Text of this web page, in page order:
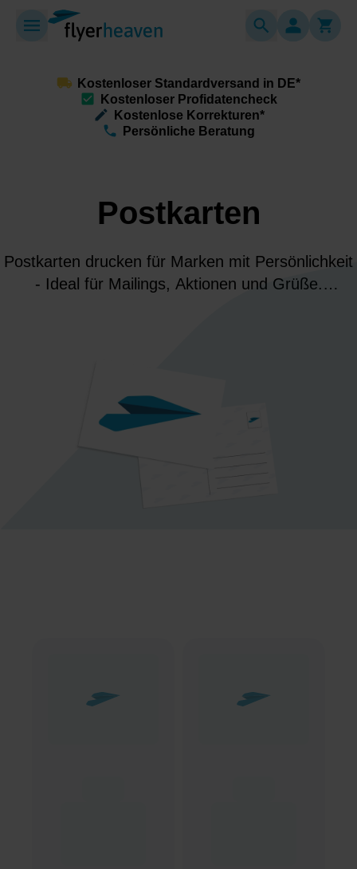
Kostenloser Standardversand in DE*
Kostenloser Profidatencheck
Kostenlose Korrekturen*
Persönliche Beratung
Postkarten
Postkarten drucken für Marken mit Persönlichkeit
- Ideal für Mailings, Aktionen und Grüße.